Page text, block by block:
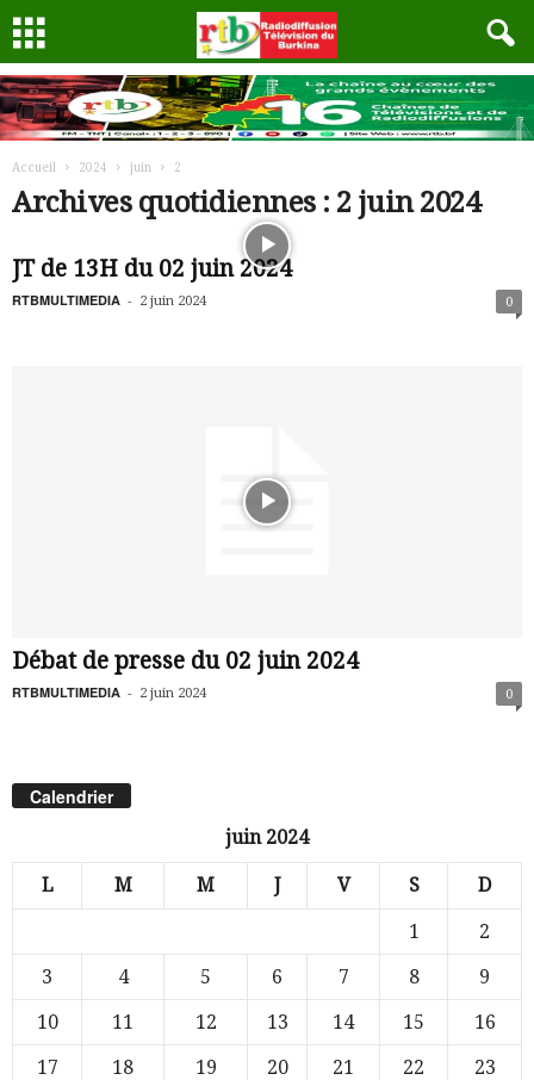
Accueil 2024 juin 2
Archives quotidiennes : 2 juin 2024
JT de 13H du 02 juin 2024
RTBMULTIMEDIA - 2 juin 2024 0
Débat de presse du 02 juin 2024
RTBMULTIMEDIA - 2 juin 2024 0
Calendrier
juin 2024
L M M J V S D
1
2
3
4 5 6 7 8
9
10
11 12 13 14 15
16
17
18 19 20 21 22
23